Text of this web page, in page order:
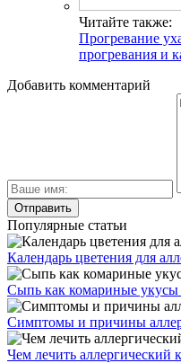
Читайте также:
Прогревание
прогревания и
Добавить комментарий
Популярные статьи
Календарь цветения для
Сыпь как комариные
Симптомы и причины
Чем лечить аллергический